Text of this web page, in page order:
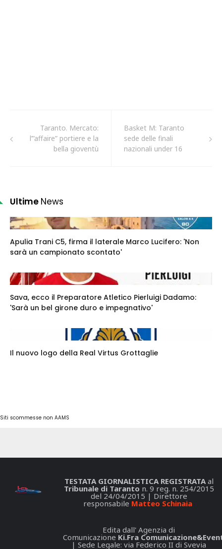
Taranto. Mercato:
l’”affaire” portiere e la
bella gioventù
Basket M: Taranto
sede delle finali
nazionali under 16
Ultime News
Apulia Trani C5, firma il laterale Marco Lucifero: 'Non
sarà un campionato scontato'
Sava, ecco il Preparatore Atletico Pierluigi Dadamo:
'Sarà un bel girone duro e impegnativo'
Il nuovo logo della Real Virtus Grottaglie
Siti scommesse non AAMS
TESTATA GIORNALISTICA REGISTRATAal
Tribunale di Taranto n. 9 reg. n. 254/2015
del 24/04/2015 | Direttore
responsabile Matteo Schinaia
Edita dall' Agenzia di
Comunicazione Ki.Fra
| Sede Legale: via Federico II di Svevia